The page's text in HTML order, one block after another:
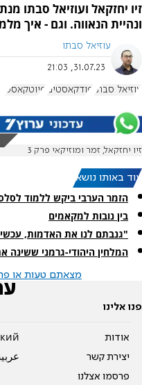
זיו יחזקאל ועוזיאל סבתו
ונהיית הנאווה. וגם - איך
עוזיאל סבתו
31.07.23, 21:03
עוזיאל סבתו פודקאסטים פיוטקאסט
זיו יחזקאל, זמר ומוזיקאי פרק 3
עוד באותו נושא:
הזמר הערבי ביקש ללמוד
בין נובות למקאמים
"גנבתם לנו את האדמות,
המלחין היהודי-גרמני ששינה
מצאתם טעות או
פנו אלינו
אודות
יצירת קשר
פרסמו אצלנו